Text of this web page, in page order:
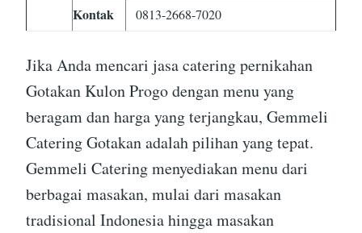
Kontak
0813-2668-7020
Jika Anda mencari jasa catering pernikahan
Gotakan Kulon Progo dengan menu yang
beragam dan harga yang terjangkau, Gemmeli
Catering Gotakan adalah pilihan yang tepat.
Gemmeli Catering menyediakan menu dari
berbagai masakan, mulai dari masakan
tradisional Indonesia hingga masakan